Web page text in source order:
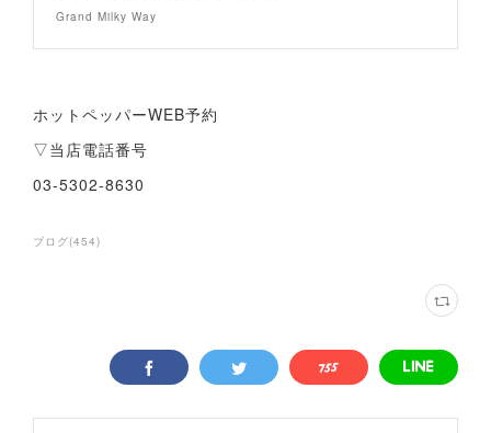
Grand Milky Way
ホットペッパーWEB予約
▽当店電話番号
03-5302-8630
ブログ(454)